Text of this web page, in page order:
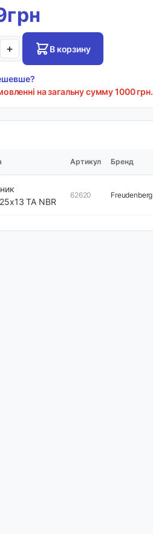
+ В корзину
на загальну сумму 1000 грн.
Артикул Бренд
TA NBR
62620 Freudenberg